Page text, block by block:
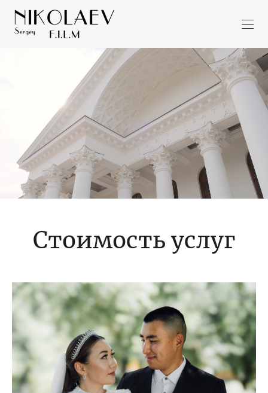
Стоимость услуг